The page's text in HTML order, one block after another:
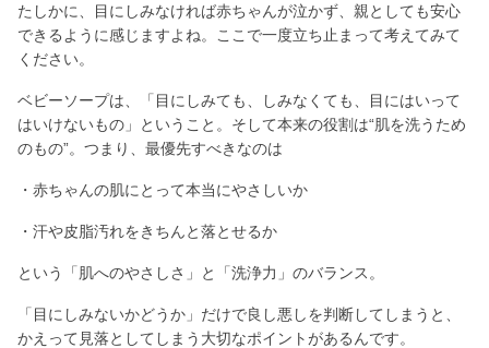
たしかに、目にしみなければ赤ちゃんが泣かず、親としても安心
できるように感じますよね。ここで一度立ち止まって考えてみて
ください。
ベビーソープは、「目にしみても、しみなくても、目にはいって
はいけないもの」ということ。そして本来の役割は“肌を洗うため
のもの”。つまり、最優先すべきなのは
・赤ちゃんの肌にとって本当にやさしいか
・汗や皮脂汚れをきちんと落とせるか
という「肌へのやさしさ」と「洗浄力」のバランス。
「目にしみないかどうか」だけで良し悪しを判断してしまうと、
かえって見落としてしまう大切なポイントがあるんです。